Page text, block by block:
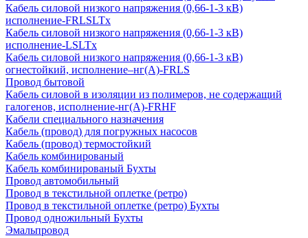
Кабель силовой низкого напряжения (0,66-1-3 кВ)
исполнение-FRLSLTx
Кабель силовой низкого напряжения (0,66-1-3 кВ)
исполнение-LSLTx
Кабель силовой низкого напряжения (0,66-1-3 кВ)
огнестойкий, исполнение–нг(А)-FRLS
Провод бытовой
Кабель силовой в изоляции из полимеров, не содержащий
галогенов, исполнение-нг(А)-FRHF
Кабели специального назначения
Кабель (провод) для погружных насосов
Кабель (провод) термостойкий
Кабель комбинированый
Кабель комбинированый Бухты
Провод автомобильный
Провод в текстильной оплетке (ретро)
Провод в текстильной оплетке (ретро) Бухты
Провод одножильный Бухты
Эмальпровод